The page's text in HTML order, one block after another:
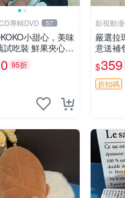
專輯DVD 57
小甜心，美味
試吃裝 鮮果夾心糖
滋味享不停 薄荷草
60粒 mini小甜心
味夾心零食裝 心
95折
影視動
嚴選拉
意送補
嬰幼
安心選
具
$359
折扣碼